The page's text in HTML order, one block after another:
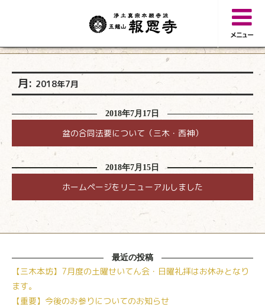
メニュー
月: 2018年7月
2018年7月17日
盆の合同法要について（三木・西神）
2018年7月15日
ホームページをリニューアルしました
最近の投稿
【三木本坊】7月度の土曜せいてん会・日曜礼拝はお休みとなり
ます。
【重要】今後のお参りについてのお知らせ